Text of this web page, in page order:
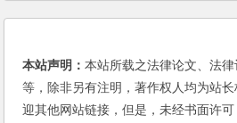
本站声明：本站所载之法律论文、法
等，除非另有注明，著作权人均为站
迎其他网站链接，但是，未经书面许可